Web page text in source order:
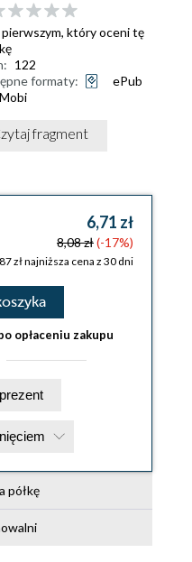
pierwszym, który oceni tę
122
formaty:
ePub
fragment
6,71 zł
8,08 zł(-17%)
zł najniższa cena z 30 dni
opłaceniu zakupu
Kup na prezent
półkę